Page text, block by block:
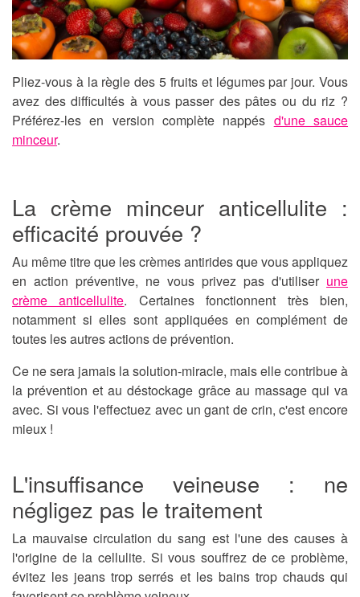
Pliez-vous à la règle des 5 fruits et légumes par jour. Vous
avez des difficultés à vous passer des pâtes ou du riz ?
Préférez-les en version complète nappés d'une sauce
minceur.
La crème minceur anticellulite :
efficacité prouvée ?
Au même titre que les crèmes antirides que vous appliquez
en action préventive, ne vous privez pas d'utiliser une
crème anticellulite. Certaines fonctionnent très bien,
notamment si elles sont appliquées en complément de
toutes les autres actions de prévention.
Ce ne sera jamais la solution-miracle, mais elle contribue à
la prévention et au déstockage grâce au massage qui va
avec. Si vous l'effectuez avec un gant de crin, c'est encore
mieux !
L'insuffisance veineuse : ne
négligez pas le traitement
La mauvaise circulation du sang est l'une des causes à
l'origine de la cellulite. Si vous souffrez de ce problème,
évitez les jeans trop serrés et les bains trop chauds qui